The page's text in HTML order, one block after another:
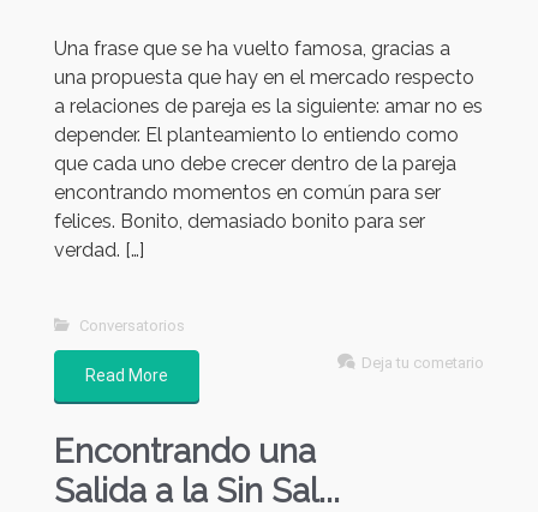
Una frase que se ha vuelto famosa, gracias a
una propuesta que hay en el mercado respecto
a relaciones de pareja es la siguiente: amar no es
depender. El planteamiento lo entiendo como
que cada uno debe crecer dentro de la pareja
encontrando momentos en común para ser
felices. Bonito, demasiado bonito para ser
verdad. […]
Conversatorios
Read More
Deja tu cometario
Encontrando una
Salida a la Sin Sal...